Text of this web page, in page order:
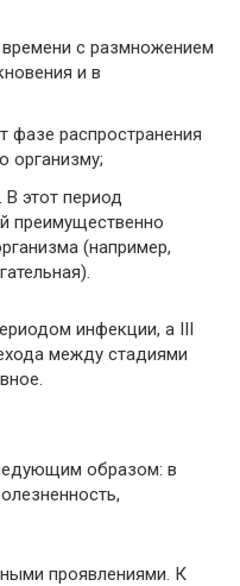
с размножением
и в
фазе распространения
организму;
В этот период
преимущественно
(например,
инфекции, а III
между стадиями
образом: в
проявлениями. К